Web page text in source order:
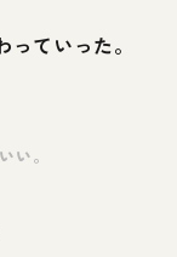
ていった。
い。